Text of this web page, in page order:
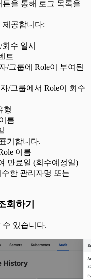
을 통해 로그 목록을
공합니다:
수 일시
트
/그룹에 Role이 부여된
/그룹에서 Role이 회수
형
름
기합니다.
이름
만료일 (회수예정일)
수한 관리자명 또는
회하기
있습니다.